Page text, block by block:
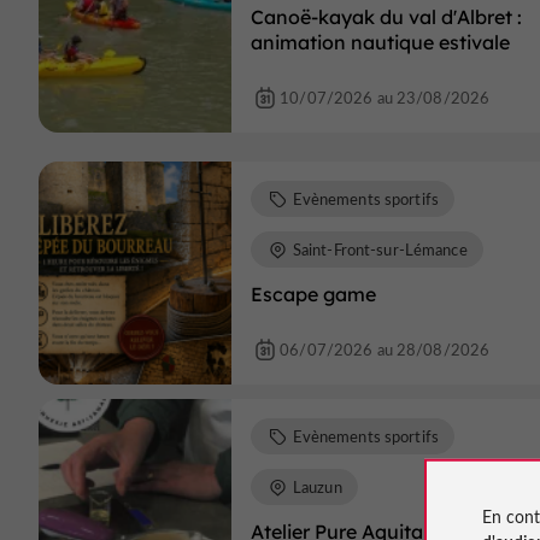
Canoë-kayak du val d'Albret :
animation nautique estivale
10/07/2026 au 23/08/2026
Escape game
Evènements sportifs
Saint-Front-sur-Lémance
06/07/2026 au 28/08/2026
Atelier Pure Aquitaine - Création
Evènements sportifs
Lauzun
En